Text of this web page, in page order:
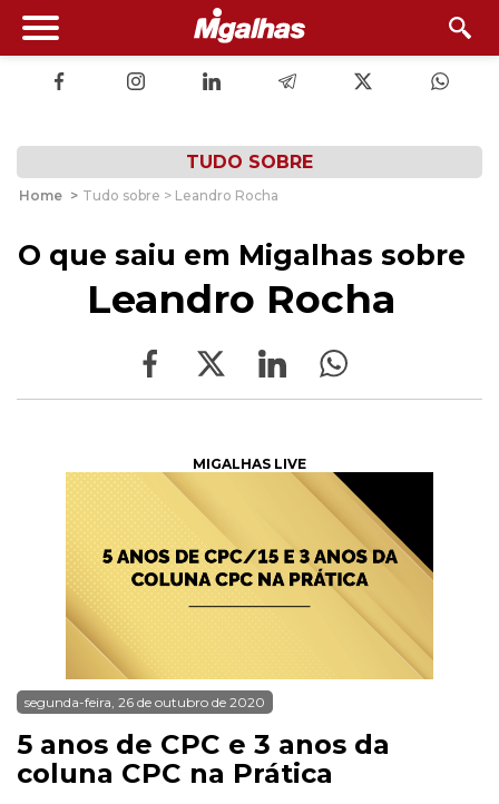
TUDO SOBRE
Home > Tudo sobre > Leandro Rocha
O que saiu em Migalhas sobre
Leandro Rocha
MIGALHAS LIVE
segunda-feira, 26 de outubro de 2020
5 anos de CPC e 3 anos da
coluna CPC na Prática